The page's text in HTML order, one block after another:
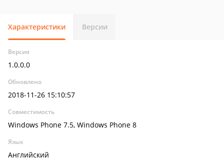
Характеристики Версии
Версия
1.0.0.0
Обновлено
2018-11-26 15:10:57
Совместимость
Windows Phone 7.5, Windows Phone 8
Язык
Английский